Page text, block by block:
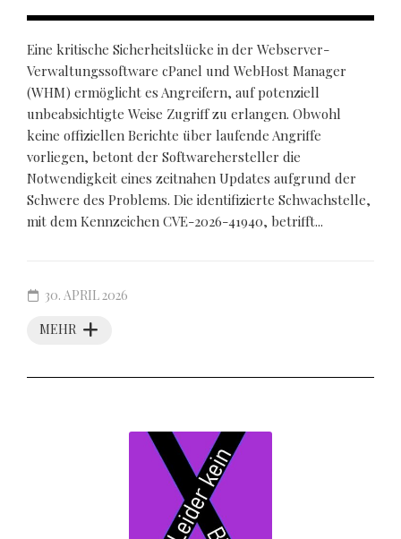
Eine kritische Sicherheitslücke in der Webserver-
Verwaltungssoftware cPanel und WebHost Manager
(WHM) ermöglicht es Angreifern, auf potenziell
unbeabsichtigte Weise Zugriff zu erlangen. Obwohl
keine offiziellen Berichte über laufende Angriffe
vorliegen, betont der Softwarehersteller die
Notwendigkeit eines zeitnahen Updates aufgrund der
Schwere des Problems. Die identifizierte Schwachstelle,
mit dem Kennzeichen CVE-2026-41940, betrifft...
MEHR
30. APRIL 2026